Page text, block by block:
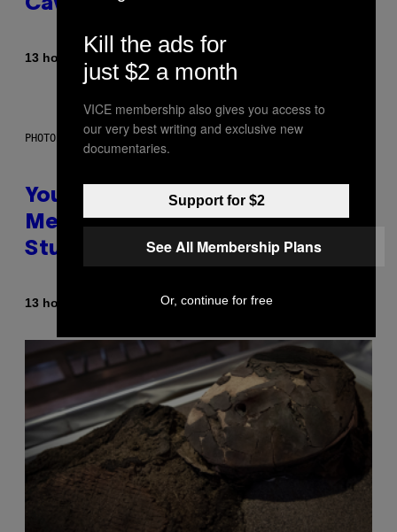
Caves Beneath the Moon
13 hours ago
PHOTO: BATUHAN TOKER / GETTY IMAGES
Your Desk Height Could Be
Messing With Your Brain, New
Study Finds
13 hours ago Luis Prada
Kill the ads for
just $2 a month
VICE membership also gives you access to
our very best writing and exclusive new
documentaries.
Support for $2
See All Membership Plans
Or, continue for free